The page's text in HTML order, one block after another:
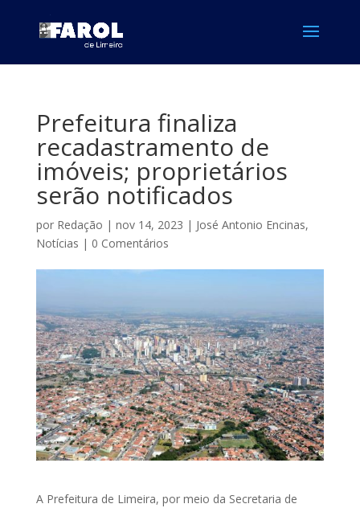
Prefeitura finaliza
recadastramento de
imóveis; proprietários
serão notificados
por Redação | nov 14, 2023 | José Antonio Encinas,
Notícias | 0 Comentários
A Prefeitura de Limeira, por meio da Secretaria de